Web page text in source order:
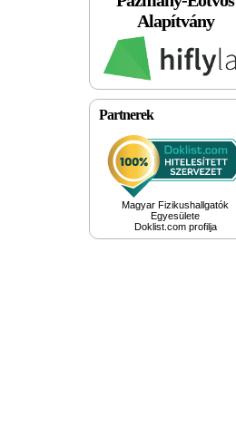
Alapítvány
Partnerek
Magyar Fizikushallgatók
Egyesülete
Doklist.com profilja